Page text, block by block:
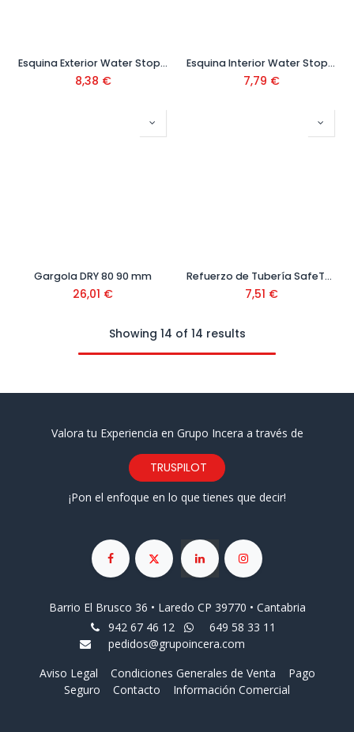
Esquina Exterior Water Stop Ref: IG60005
8,38 €
Esquina Interior Water Stop Ref: IG90006
7,79 €
Gargola DRY 80 90 mm
26,01 €
Refuerzo de Tubería SafeTub
7,51 €
Showing 14 of 14 results
Valora tu Experiencia en Grupo Incera a través de
TRUSPILOT
¡Pon el enfoque en lo que tienes que decir!
Barrio El Brusco 36 • Laredo CP 39770 • Cantabria
942 67 46 12
649 58 33 11
pedidos@grupoincera.com
Aviso Legal
Condiciones Generales de Venta
Pago
Seguro
Contacto Información Comercial